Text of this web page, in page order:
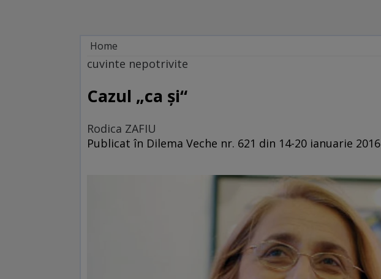
Home
EDITORIALE ȘI OPINII
TÎLC SHOW
cuvinte nepotrivite
Cazul „ca şi“
Rodica ZAFIU
Publicat în Dilema Veche nr. 621 din 14-20 ianuarie 2016